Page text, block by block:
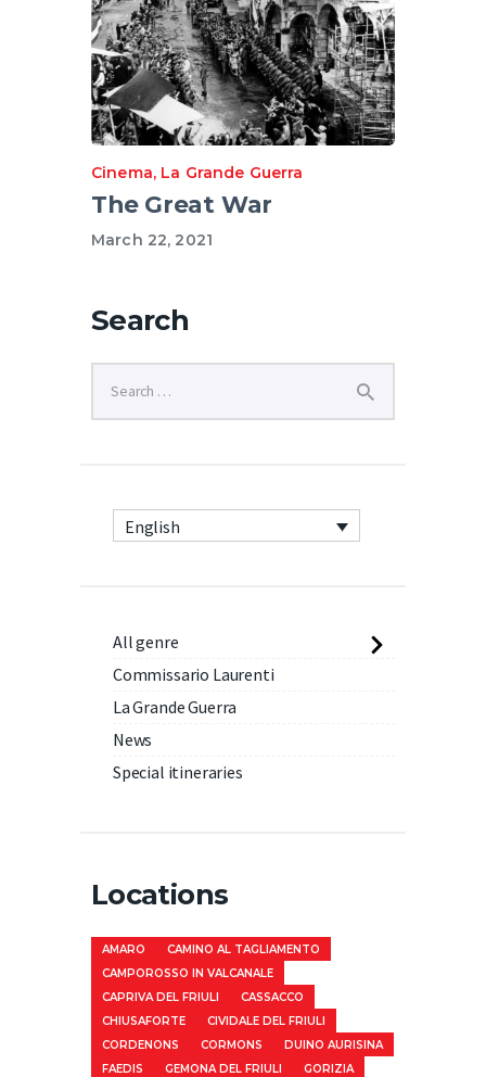
Cinema, La Grande Guerra
The Great War
March 22, 2021
Search
English
All genre
Commissario Laurenti
La Grande Guerra
News
Special itineraries
Locations
AMARO
CAMINO AL TAGLIAMENTO
CAMPOROSSO IN VALCANALE
CAPRIVA DEL FRIULI
CASSACCO
CHIUSAFORTE
CIVIDALE DEL FRIULI
CORDENONS
CORMONS
DUINO AURISINA
FAEDIS
GEMONA DEL FRIULI
GORIZIA